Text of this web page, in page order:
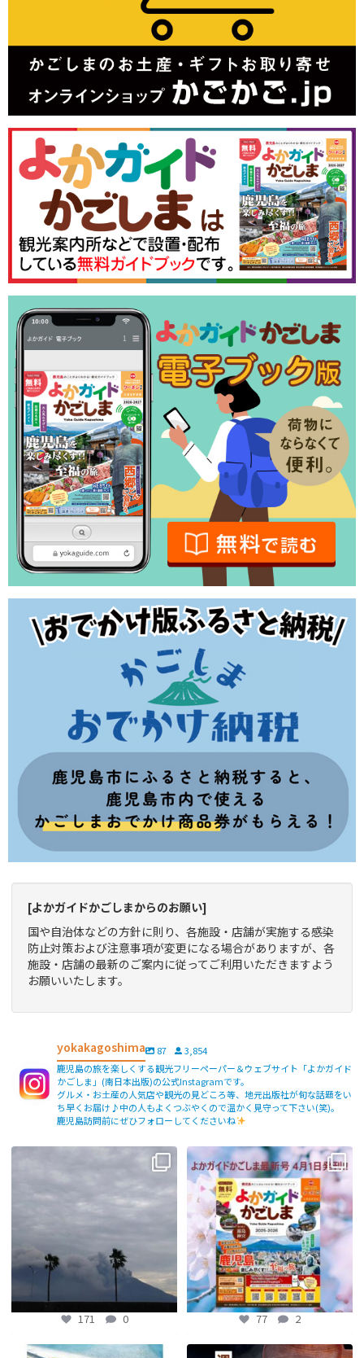
[よかガイドかごしまからのお願い]
国や自治体などの方針に則り、各施設・店舗が実施する感染
防止対策および注意事項が変更になる場合がありますが、各
施設・店舗の最新のご案内に従ってご利用いただきますよう
お願いいたします。
yokakagoshima 87
3,854
鹿児島の旅を楽しくする観光フリーペーパー＆ウェブサイト「よかガイド
かごしま」(南日本出版)の公式Instagramです。
グルメ・お土産の人気店や観光の見どころ等、地元出版社が旬な話題をい
ち早くお届け♪中の人もよくつぶやくので温かく見守って下さい(笑)。
鹿児島訪問前にぜひフォローしてくださいね
【fromよかガイド】〜鹿児島観光の
171 0
よかガイド最新号、ぜひご覧くださ
い
【fromよかガイド】
...
77 2
77 2